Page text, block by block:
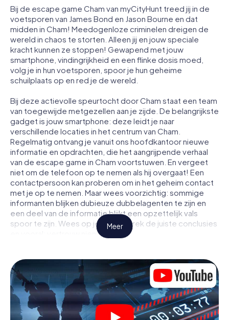
Bij de escape game Cham van myCityHunt treed jij in de
voetsporen van James Bond en Jason Bourne en dat
midden in Cham! Meedogenloze criminelen dreigen de
wereld in chaos te storten. Alleen jij en jouw speciale
kracht kunnen ze stoppen! Gewapend met jouw
smartphone, vindingrijkheid en een flinke dosis moed,
volg je in hun voetsporen, spoor je hun geheime
schuilplaats op en red je de wereld.
Bij deze actievolle speurtocht door Cham staat een team
van toegewijde metgezellen aan je zijde. De belangrijkste
gadget is jouw smartphone: deze leidt je naar
verschillende locaties in het centrum van Cham.
Regelmatig ontvang je vanuit ons hoofdkantoor nieuwe
informatie en opdrachten, die het aangrijpende verhaal
van de escape game in Cham voortstuwen. En vergeet
niet om de telefoon op te nemen als hij overgaat! Een
contactpersoon kan proberen om in het geheim contact
met je op te nemen. Maar wees voorzichtig: sommige
informanten blijken dubieuze dubbelagenten te zijn en
een deel van de informatie blijkt een opzettelijk vals
spoor te zijn. Wees op je hoede, trek de juiste conclusies
en vooral: vertrouw niemand!
niet opgesloten in een kamer waaruit je jezelf binnen een
bepaald tijdvenster moet bevrijden. Met deze
speurtocht met een smartphone wordt heel Cham jouw
speelveld! De technische voorwaarden voor jouw
avontuur in Cham zijn een smartphone en toegang tot het
mobiel internet. Met één klik krijg jij toegang tot onze app.
Meer